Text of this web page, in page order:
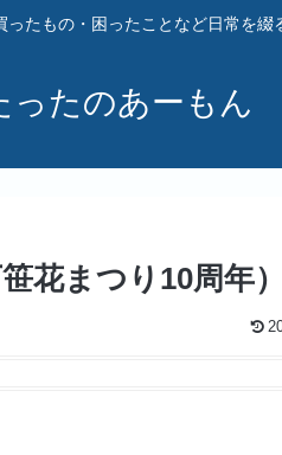
ったもの・困ったことなど日常を綴
ったのあーもん
花まつり10周年）